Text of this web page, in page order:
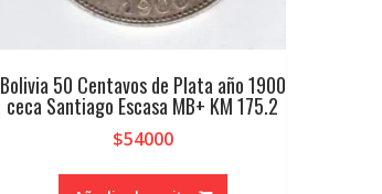
Bolivia 50 Centavos de Plata año 1900
ceca Santiago Escasa MB+ KM 175.2
$54000